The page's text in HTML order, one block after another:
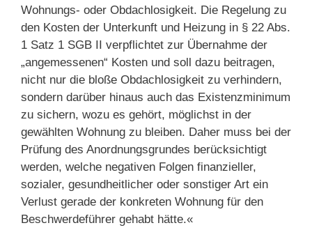
Wohnungs- oder Obdachlosigkeit. Die Regelung zu
den Kosten der Unterkunft und Heizung in § 22 Abs.
1 Satz 1 SGB II verpflichtet zur Übernahme der
„angemessenen“ Kosten und soll dazu beitragen,
nicht nur die bloße Obdachlosigkeit zu verhindern,
sondern darüber hinaus auch das Existenzminimum
zu sichern, wozu es gehört, möglichst in der
gewählten Wohnung zu bleiben. Daher muss bei der
Prüfung des Anordnungsgrundes berücksichtigt
werden, welche negativen Folgen finanzieller,
sozialer, gesundheitlicher oder sonstiger Art ein
Verlust gerade der konkreten Wohnung für den
Beschwerdeführer gehabt hätte.«